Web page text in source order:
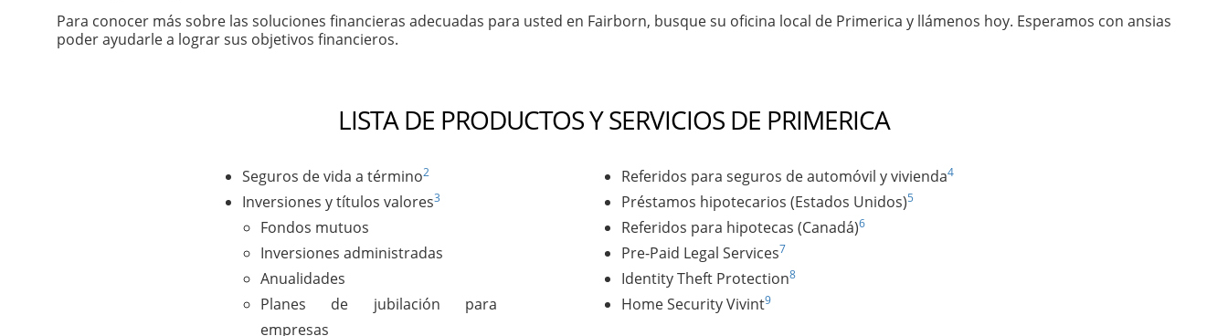
Para conocer más sobre las soluciones financieras adecuadas para usted en Fairborn, busque su oficina local de Primerica y llámenos hoy. Esperamos con ansias
poder ayudarle a lograr sus objetivos financieros.
LISTA DE PRODUCTOS Y SERVICIOS DE PRIMERICA
Seguros de vida a término2
Inversiones y títulos valores3
Fondos mutuos
Inversiones administradas
Anualidades
Planes de jubilación para
empresas
Referidos para seguros de automóvil y vivienda4
Préstamos hipotecarios (Estados Unidos)5
Referidos para hipotecas (Canadá)6
Pre-Paid Legal Services7
Identity Theft Protection8
Home Security Vivint9